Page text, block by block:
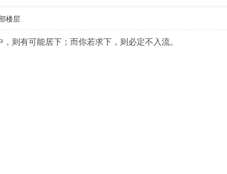
楼层
则有可能居下；而你若求下，则必定不入流。